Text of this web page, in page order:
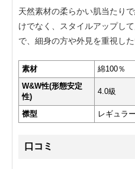
天然素材の柔らかい肌当たり
けでなく、スタイルアップし
で、細身の方や外見を重視し
素材
綿100％
W&W性(形態安定
性)
4.0級
襟型 レギュラー
口コミ